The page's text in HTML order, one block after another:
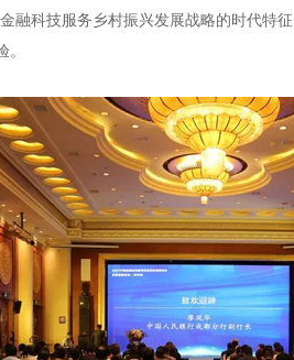
融科技服务乡村振兴发展战略的时代特